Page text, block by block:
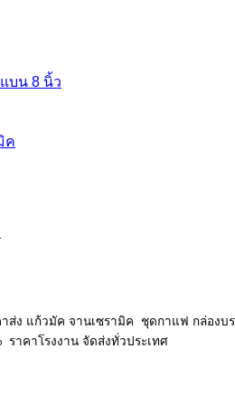
บน 8 นิ้ว
ส่ง แก้วมัค จานเซรามิค ชุดกาแฟ กล่อง
าคาโรงงาน จัดส่งทั่วประเทศ